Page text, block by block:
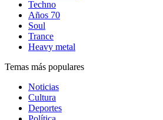
Techno
Años 70
Soul
Trance
Heavy metal
Temas más populares
Noticias
Cultura
Deportes